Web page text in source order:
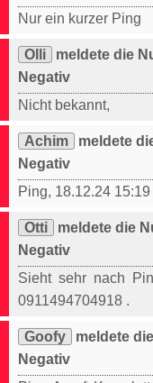
Nur ein kurzer Ping
Olli
meldete die
Negativ
Nicht bekannt,
Achim
meldete
Negativ
Ping, 18.12.24 15:19
Otti
meldete die
Negativ
Sieht sehr nach
0911494704918 .
Goofy
meldete
Negativ